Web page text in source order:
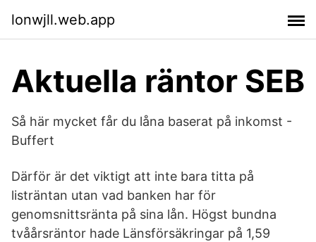
lonwjll.web.app
Aktuella räntor SEB
Så här mycket får du låna baserat på inkomst -
Buffert
Därför är det viktigt att inte bara titta på
listräntan utan vad banken har för
genomsnittsränta på sina lån. Högst bundna
tvåårsräntor hade Länsförsäkringar på 1,59